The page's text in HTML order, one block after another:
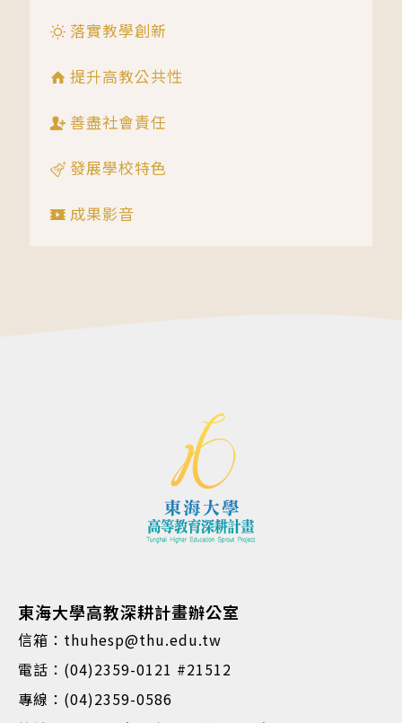
落實教學創新
提升高教公共性
善盡社會責任
發展學校特色
成果影音
東海大學高教深耕計畫辦公室
信箱：thuhesp@thu.edu.tw
電話：(04)2359-0121 #21512
專線：(04)2359-0586